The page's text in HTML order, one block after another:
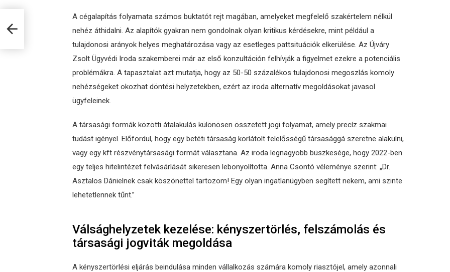
A cégalapítás folyamata számos buktatót rejt magában, amelyeket megfelelő szakértelem nélkül
nehéz áthidalni. Az alapítók gyakran nem gondolnak olyan kritikus kérdésekre, mint például a
tulajdonosi arányok helyes meghatározása vagy az esetleges pattsituációk elkerülése. Az Újváry
Zsolt Ügyvédi Iroda szakemberei már az első konzultáción felhívják a figyelmet ezekre a potenciális
problémákra. A tapasztalat azt mutatja, hogy az 50-50 százalékos tulajdonosi megoszlás komoly
nehézségeket okozhat döntési helyzetekben, ezért az iroda alternatív megoldásokat javasol
ügyfeleinek.
A társasági formák közötti átalakulás különösen összetett jogi folyamat, amely precíz szakmai
tudást igényel. Előfordul, hogy egy betéti társaság korlátolt felelősségű társasággá szeretne alakulni,
vagy egy kft részvénytársasági formát választana. Az iroda legnagyobb büszkesége, hogy 2022-ben
egy teljes hitelintézet felvásárlását sikeresen lebonyolította. Anna Csontó véleménye szerint: „Dr.
Asztalos Dánielnek csak köszönettel tartozom! Egy olyan ingatlanügyben segített nekem, ami szinte
lehetetlennek tűnt.”
Válsághelyzetek kezelése: kényszertörlés, felszámolás és
társasági jogviták megoldása
A kényszertörlési eljárás beindulása minden vállalkozás számára komoly riasztójel, amely azonnali